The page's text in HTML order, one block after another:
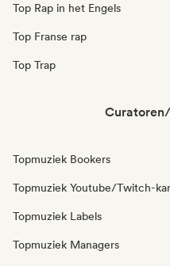
Top Rap in het Engels
Top Franse rap
Top Trap
Topmuziek Bookers
Topmuziek Youtube/Twitch-
Topmuziek Labels
Topmuziek Managers